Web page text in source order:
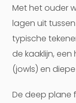
Met het ouder
lagen uit
typische
de kaaklijn,
(jowls) en
De deep plane